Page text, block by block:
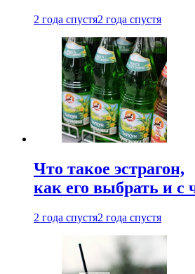
2 года спустя2 года спустя
Что такое эстрагон,
как его выбрать и с
2 года спустя2 года спустя